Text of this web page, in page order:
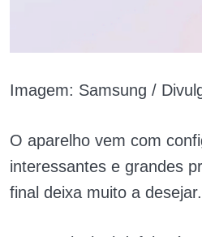
Imagem: Samsung /
O aparelho vem com
interessantes e grandes
final deixa muito a desejar.